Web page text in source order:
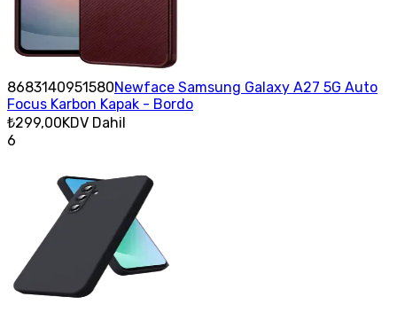
8683140951580Newface Samsung Galaxy A27 5G Auto
Focus Karbon Kapak - Bordo
₺299,00KDV Dahil
6